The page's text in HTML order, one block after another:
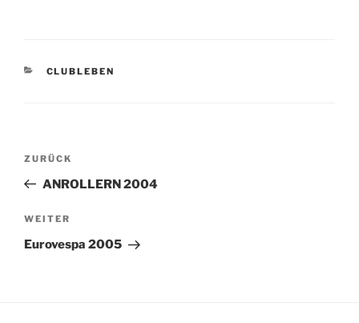
KATEGORIEN
CLUBLEBEN
Beitragsnavigation
Vorheriger
Beitrag
ZURÜCK
ANROLLERN 2004
Nächster
Beitrag
WEITER
Eurovespa 2005